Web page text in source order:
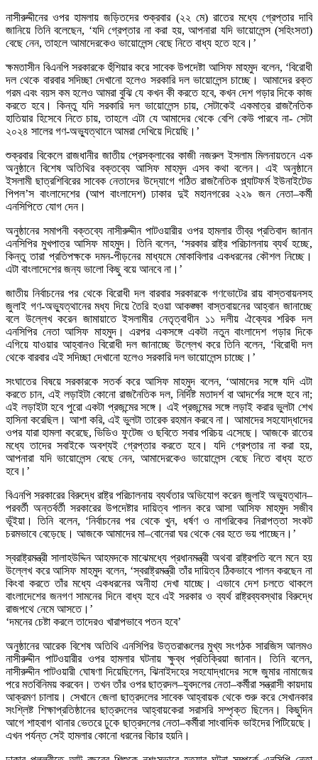
নাসীরুদ্দীনের ওপর হামলায় জড়িতদের শুক্রবার (২২ মে) রাতের মধ্যে গ্রেপ্তার দাবি
জানিয়ে তিনি বলেছেন, ‘যদি গ্রেপ্তার না করা হয়, আপনারা যদি ভায়োলেন্স (সহিংসতা)
বেছে নেন, তাহলে আমাদেরকেও ভায়োলেন্স বেছে নিতে বাধ্য হতে হবে।’
ক্ষমতাসীন বিএনপি সরকারকে হুঁশিয়ার করে সাবেক উপদেষ্টা আসিফ মাহমুদ বলেন, ‘বিরোধী
দল থেকে বারবার সদিচ্ছা দেখানো হলেও সরকারি দল ভায়োলেন্স চাচ্ছে। আমাদের রক্ত
গরম এবং বয়স কম হলেও আমরা বুঝি যে কখন কী করতে হবে, কখন দেশ গড়ার দিকে কাজ
করতে হবে। কিন্তু যদি সরকারি দল ভায়োলেন্স চায়, সেটাকেই একমাত্র রাজনৈতিক
হাতিয়ার হিসেবে নিতে চায়, তাহলে এটা যে আমাদের থেকে বেশি কেউ পারবে না- সেটা
২০২৪ সালের গণ-অভ্যুত্থানে আমরা দেখিয়ে দিয়েছি।’
শুক্রবার বিকেলে রাজধানীর জাতীয় প্রেসক্লাবের কাজী নজরুল ইসলাম মিলনায়তনে এক
অনুষ্ঠানে বিশেষ অতিথির বক্তব্যে আসিফ মাহমুদ এসব কথা বলেন। এই অনুষ্ঠানে
ইসলামী ছাত্রশিবিরের সাবেক নেতাদের উদ্যোগে গঠিত রাজনৈতিক প্ল্যাটফর্ম ইউনাইটেড
পিপল’স বাংলাদেশের (আপ বাংলাদেশ) ঢাকার দুই মহানগরের ২২৯ জন নেতা–কর্মী
এনসিপিতে যোগ দেন।
অনুষ্ঠানের সমাপনী বক্তব্যে নাসীরুদ্দীন পাটওয়ারীর ওপর হামলার তীব্র প্রতিবাদ জানান
এনসিপির মুখপাত্র আসিফ মাহমুদ। তিনি বলেন, ‘সরকার রাষ্ট্র পরিচালনায় ব্যর্থ হচ্ছে,
কিন্তু তারা প্রতিপক্ষকে দমন-পীড়নের মাধ্যমে মোকাবিলার একধরনের কৌশল নিচ্ছে।
এটা বাংলাদেশের জন্য ভালো কিছু বয়ে আনবে না।’
জাতীয় নির্বাচনের পর থেকে বিরোধী দল বারবার সরকারকে গণভোটের রায় বাস্তবায়নসহ
জুলাই গণ-অভ্যুত্থানের মধ্য দিয়ে তৈরি হওয়া আকঙ্ক্ষা বাস্তবায়নের আহ্বান জানাচ্ছে
বলে উল্লেখ করেন জামায়াতে ইসলামীর নেতৃত্বাধীন ১১ দলীয় ঐক্যের শরিক দল
এনসিপির নেতা আসিফ মাহমুদ। এরপর একসঙ্গে একটা নতুন বাংলাদেশ গড়ার দিকে
এগিয়ে যাওয়ার আহ্বানও বিরোধী দল জানাচ্ছে উল্লেখ করে তিনি বলেন, ‘বিরোধী দল
থেকে বারবার এই সদিচ্ছা দেখানো হলেও সরকারি দল ভায়োলেন্স চাচ্ছে।’
সংঘাতের বিষয়ে সরকারকে সতর্ক করে আসিফ মাহমুদ বলেন, ‘আমাদের সঙ্গে যদি এটা
করতে চান, এই লড়াইটা কোনো রাজনৈতিক দল, নির্দিষ্ট মতাদর্শ বা আদর্শের সঙ্গে হবে না;
এই লড়াইটা হবে পুরো একটা প্রজন্মের সঙ্গে। এই প্রজন্মের সঙ্গে লড়াই করার ভুলটা শেখ
হাসিনা করেছিল। আশা করি, এই ভুলটা তারেক রহমান করবে না। আমাদের সহযোদ্ধাদের
ওপর যারা হামলা করেছে, ভিডিও ফুটেজ ও ছবিতে সবার পরিচয় এসেছে। আজকে রাতের
মধ্যে তাদের সবাইকে অবশ্যই গ্রেপ্তার করতে হবে। যদি গ্রেপ্তার না করা হয়,
আপনারা যদি ভায়োলেন্স বেছে নেন, আমাদেরকেও ভায়োলেন্স বেছে নিতে বাধ্য হতে
হবে।’
বিএনপি সরকারের বিরুদ্ধে রাষ্ট্র পরিচালনায় ব্যর্থতার অভিযোগ করেন জুলাই অভ্যুত্থান–
পরবর্তী অন্তর্বর্তী সরকারের উপদেষ্টার দায়িত্ব পালন করে আসা আসিফ মাহমুদ সজীব
ভূঁইয়া। তিনি বলেন, ‘নির্বাচনের পর থেকে খুন, ধর্ষণ ও নাগরিকের নিরাপত্তা সংকট
চরমভাবে বেড়েছে। আজকে আমাদের মা–বোনেরা ঘর থেকে বের হতে ভয় পাচ্ছেন।’
স্বরাষ্ট্রমন্ত্রী সালাহউদ্দিন আহমদকে মাঝেমধ্যে প্রধানমন্ত্রী অথবা রাষ্ট্রপতি বলে মনে হয়
উল্লেখ করে আসিফ মাহমুদ বলেন, ‘স্বরাষ্ট্রমন্ত্রী তাঁর দায়িত্ব ঠিকভাবে পালন করছেন না
কিংবা করতে তাঁর মধ্যে একধরনের অনীহা দেখা যাচ্ছে। এভাবে দেশ চলতে থাকলে
বাংলাদেশের জনগণ সামনের দিনে বাধ্য হবে এই সরকার ও ব্যর্থ রাষ্ট্রব্যবস্থার বিরুদ্ধে
রাজপথে নেমে আসতে।’
‘দমনের চেষ্টা করলে তাদেরও খারাপভাবে পতন হবে’
অনুষ্ঠানের আরেক বিশেষ অতিথি এনসিপির উত্তরাঞ্চলের মুখ্য সংগঠক সারজিস আলমও
নাসীরুদ্দীন পাটওয়ারীর ওপর হামলার ঘটনায় ক্ষুব্ধ প্রতিক্রিয়া জানান। তিনি বলেন,
নাসীরুদ্দীন পাটওয়ারী ঘোষণা দিয়েছিলেন, ঝিনাইদহের সহযোদ্ধাদের সঙ্গে জুমার নামাজের
পরে মতবিনিময় করবেন। তখন তাঁর ওপর ছাত্রদল–যুবদলের নেতা–কর্মীরা সন্ত্রাসী কায়দায়
আক্রমণ চালায়। সেখানে জেলা ছাত্রদলের সাবেক আহ্বায়ক থেকে শুরু করে সেখানকার
সংশ্লিষ্ট শিক্ষাপ্রতিষ্ঠানের ছাত্রদলের আহ্বায়কেরা সরাসরি সম্পৃক্ত ছিলেন। কিছুদিন
আগে শাহবাগ থানার ভেতরে ঢুকে ছাত্রদলের নেতা–কর্মীরা সাংবাদিক ভাইদের পিটিয়েছে।
এখন পর্যন্ত সেই হামলার কোনো ধরনের বিচার হয়নি।